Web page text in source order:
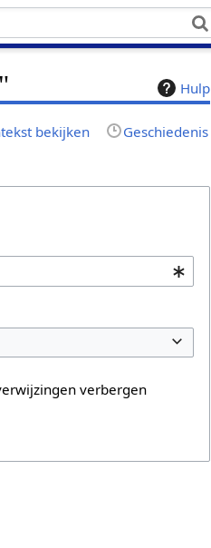
Hulp
bekijken Geschiedenis
verbergen